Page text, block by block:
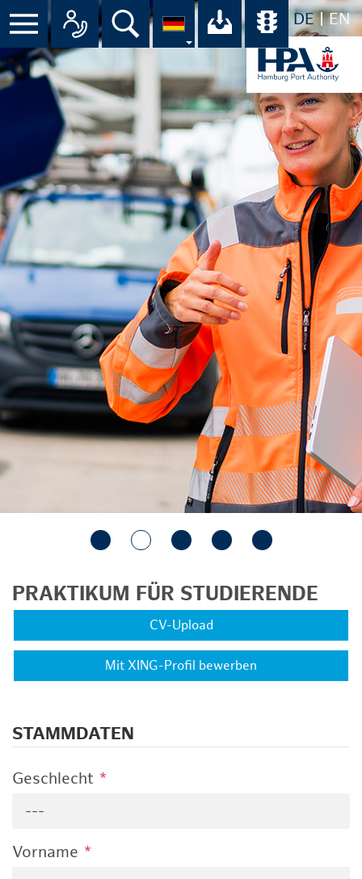
DE EN
Suche Ihr Download-
PRAKTIKUM FÜR STUDIERENDE
CV-Upload
Mit XING-Profil bewerben
STAMMDATEN
Geschlecht *
---
Vorname *